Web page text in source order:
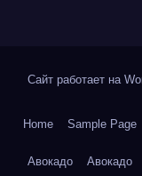
Сайт работает на
Home Sample Page
Авокадо Авокадо